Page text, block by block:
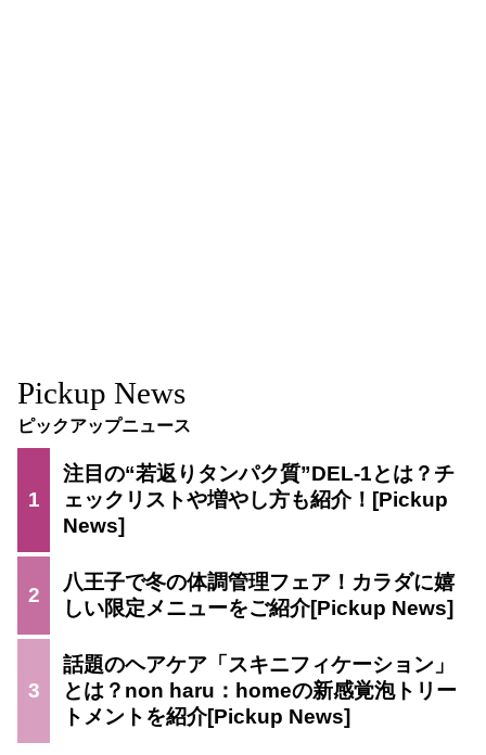
Pickup News
ピックアップニュース
1
注目の“若返りタンパク質”DEL-1とは？チ
ェックリストや増やし方も紹介！
2
八王子で冬の体調管理フェア！カラダに嬉
しい限定メニューをご紹介
3
話題のヘアケア「スキニフィケーション」
とは？non haru：homeの新感覚泡トリー
トメントを紹介